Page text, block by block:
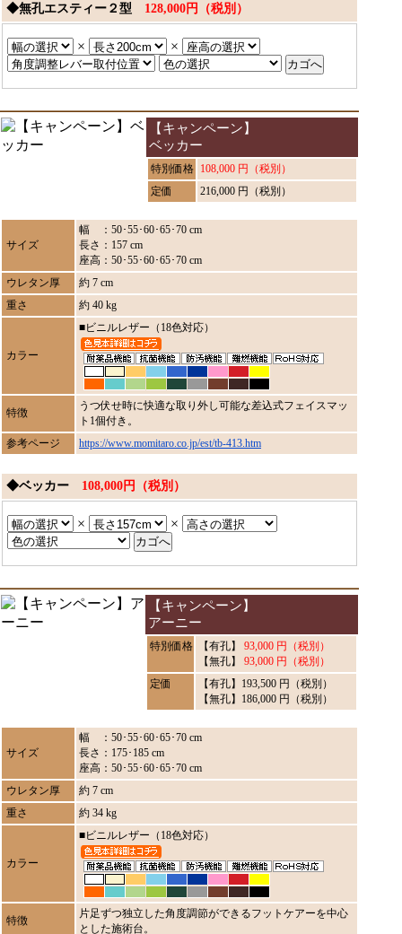
◆無孔エスティー２型 128,000円（税別）
× ×
【キャンペーン】
ベッカー
特別価格 108,000 円（税別）
定価
216,000 円（税別）
サイズ
幅 ：50･55･60･65･70 cm
長さ：157 cm
座高：50･55･60･65･70 cm
ウレタン厚
約 7 cm
重さ
約 40 kg
カラー
■ビニルレザー（18色対応）
特徴
うつ伏せ時に快適な取り外し可能な差込式フェイスマッ
ト1個付き。
参考ページ
https://www.momitaro.co.jp/est/tb-413.htm
◆ベッカー 108,000円（税別）
× ×
【キャンペーン】
アーニー
特別価格 【有孔】
93,000 円（税別）
【無孔】
93,000 円（税別）
定価
【有孔】193,500 円（税別）
【無孔】186,000 円（税別）
サイズ
幅 ：50･55･60･65･70 cm
長さ：175･185 cm
座高：50･55･60･65･70 cm
ウレタン厚
約 7 cm
重さ
約 34 kg
カラー
■ビニルレザー（18色対応）
特徴
片足ずつ独立した角度調節ができるフットケアーを中心
とした施術台。